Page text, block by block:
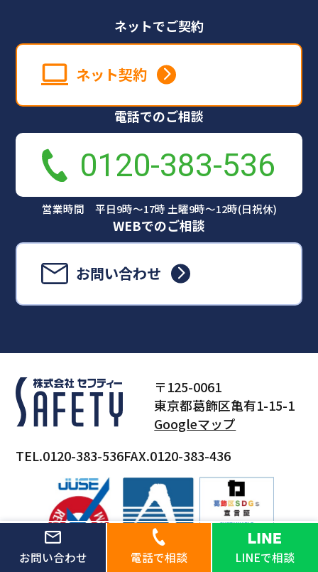
お問い合わせ 電話で相談 LINEで相談
ネットでご契約
ネット契約
電話でのご相談
0120-383-536
営業時間 平日9時～17時 土曜9時～12時(日祝休)
WEBでのご相談
お問い合わせ
〒125-0061
東京都葛飾区亀有1-15-1
Googleマップ
TEL.0120-383-536FAX.0120-383-436